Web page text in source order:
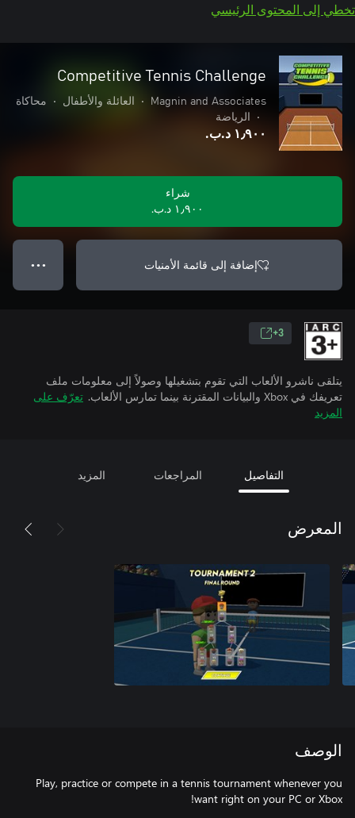
تخطي إلى المحتوى الرئيسي
Competitive Tennis Challenge
Magnin and Associates
• العائلة والأطفال •
محاكاة
•
الرياضة
١٫٩٠٠ د.ب.‏
شراء
١٫٩٠٠ د.ب.‏
إضافة إلى قائمة الأمنيات ● ● ●
3+
يتلقى ناشرو الألعاب التي تقوم بتشغيلها وصولاً إلى معلومات ملف
تعريفك في Xbox والبيانات المقترنة بينما تمارس الألعاب.
تعرّف على
المزيد
التفاصيل المراجعات المزيد
المعرض
الوصف
Play, practice or compete in a tennis tournament whenever you